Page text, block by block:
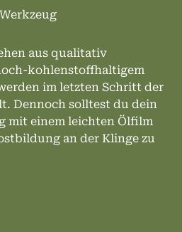
aus qualitativ
kohlenstoffhaltigem
im letzten Schritt der
Dennoch solltest du dein
mit einem leichten Ölfilm
an der Klinge zu